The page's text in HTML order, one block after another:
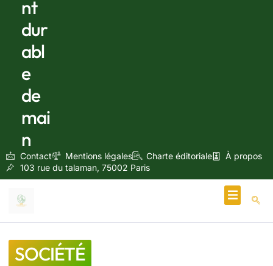
nt
dur
abl
e
de
mai
n
Contact Mentions légales Charte éditoriale
À propos
103 rue du talaman, 75002 Paris
SOCIÉTÉ